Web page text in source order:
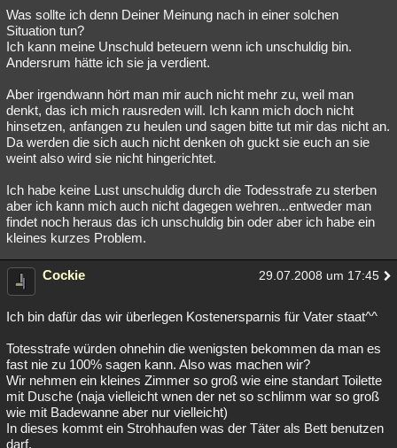
Was sollte ich denn Deiner Meinung nach in einer solchen
Situation tun?
Ich kann meine Unschuld beteuern wenn ich unschuldig bin.
Andersrum hätte ich sie ja verdient.
Aber irgendwann hört man mir auch nicht mehr zu, weil man
denkt, das ich mich rausreden will. Ich kann mich doch nicht
hinsetzen, anfangen zu heulen und sagen bitte tut mir das nicht an.
Da werden die sich auch nicht denken oh guckt sie euch an sie
weint also wird sie nicht hingerichtet.
Ich habe keine Lust unschuldig durch die Todesstrafe zu sterben
aber ich kann mich auch nicht dagegen wehren...entweder man
findet noch heraus das ich unschuldig bin oder aber ich habe ein
kleines kurzes Problem.
Cockie 29.07.2008 um 17:45
Ich bin dafür das wir überlegen Kostenersparnis für Vater staat^^
Totesstrafe würden ohnehin die wenigsten bekommen da man es
fast nie zu 100% sagen kann. Also was machen wir?
Wir nehmen ein kleines Zimmer so groß wie eine standart Toilette
mit Dusche (naja vielleicht wnen der net so schlimm war so groß
wie mit Badewanne aber nur vielleicht)
In dieses kommt ein Strohhaufen was der Täter als Bett benutzen
darf.